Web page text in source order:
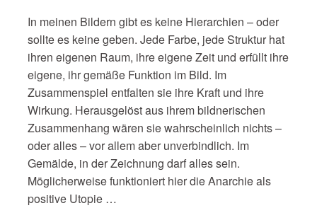
In meinen Bildern gibt es keine Hierarchien – oder
sollte es keine geben. Jede Farbe, jede Struktur hat
ihren eigenen Raum, ihre eigene Zeit und erfüllt ihre
eigene, ihr gemäße Funktion im Bild. Im
Zusammenspiel entfalten sie ihre Kraft und ihre
Wirkung. Herausgelöst aus ihrem bildnerischen
Zusammenhang wären sie wahrscheinlich nichts –
oder alles – vor allem aber unverbindlich. Im
Gemälde, in der Zeichnung darf alles sein.
Möglicherweise funktioniert hier die Anarchie als
positive Utopie …